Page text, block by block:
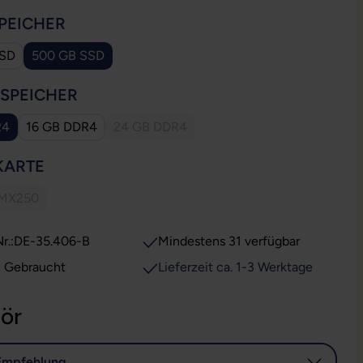
500 GB SSD
16 GB DDR4
DE-35.406-B
Gebraucht
Mindestens 31 verfügbar
Lieferzeit ca. 1-3 Werktage